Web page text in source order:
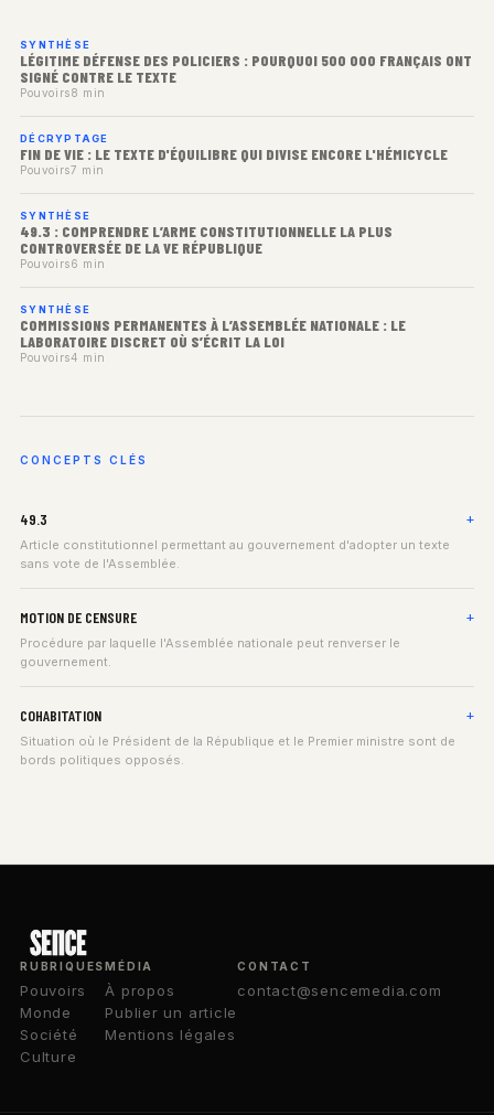
SYNTHÈSE
LÉGITIME DÉFENSE DES POLICIERS : POURQUOI 500 000 FRANÇAIS ONT
SIGNÉ CONTRE LE TEXTE
Pouvoirs8 min
DÉCRYPTAGE
FIN DE VIE : LE TEXTE D'ÉQUILIBRE QUI DIVISE ENCORE L'HÉMICYCLE
Pouvoirs7 min
SYNTHÈSE
49.3 : COMPRENDRE L’ARME CONSTITUTIONNELLE LA PLUS
CONTROVERSÉE DE LA VE RÉPUBLIQUE
Pouvoirs6 min
SYNTHÈSE
COMMISSIONS PERMANENTES À L’ASSEMBLÉE NATIONALE : LE
LABORATOIRE DISCRET OÙ S’ÉCRIT LA LOI
Pouvoirs4 min
CONCEPTS CLÉS
49.3
Article constitutionnel permettant au gouvernement d'adopter un texte
sans vote de l'Assemblée.
MOTION DE CENSURE
Procédure par laquelle l'Assemblée nationale peut renverser le
gouvernement.
COHABITATION
Situation où le Président de la République et le Premier ministre sont de
bords politiques opposés.
RUBRIQUES
Pouvoirs
Monde
Société
Culture
MÉDIA
À propos
Publier un article
Mentions légales
CONTACT
contact@sencemedia.com